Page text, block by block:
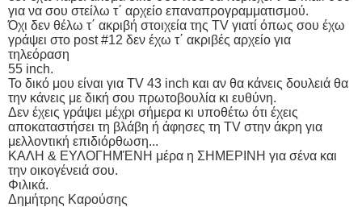
για να σου στείλω τ΄ αρχείο επαναπρογραμματισμού.
Όχι δεν θέλω τ΄ ακριβή στοιχεία της TV γιατί όπως σου έχω
γράψει στο post #12 δεν έχω τ΄ ακριβές αρχείο για
τηλεόραση
55 inch.
Το δικό μου είναι για TV 43 inch και αν θα κάνεις δουλειά θα
την κάνεις με δική σου πρωτοβουλία κι ευθύνη.
Δεν έχεις γράψει μέχρι σήμερα κι υποθέτω ότι έχεις
αποκαταστήσει τη βλάβη ή άφησες τη TV στην άκρη για
μελλοντική επιδιόρθωση...
ΚΑΛΗ & ΕΥΛΟΓΗΜΈΝΗ μέρα η ΣΗΜΕΡΙΝΗ για σένα και
την οικογένειά σου.
Φιλικά.
Δημήτρης Καρούσης